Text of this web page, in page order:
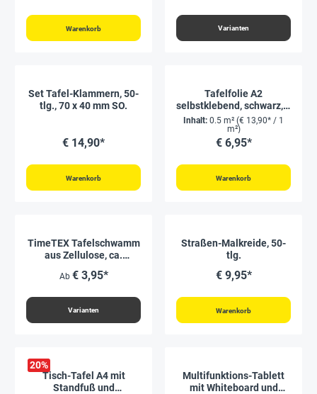
Warenkorb Varianten
Set Tafel-Klammern, 50-
tlg., 70 x 40 mm SO.
€ 14,90*
Warenkorb
Tafelfolie A2
selbstklebend, schwarz, 2
Stück
Inhalt: 0.5 m² (€ 13,90* / 1
m²)
€ 6,95*
Warenkorb
TimeTEX Tafelschwamm
aus Zellulose, ca.
Ab € 3,95*
Varianten
Straßen-Malkreide, 50-
tlg.
€ 9,95*
Warenkorb
20%
Tisch-Tafel A4 mit
Standfuß und
Multifunktions-Tablett
mit Whiteboard und